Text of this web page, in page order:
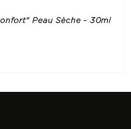
Peau Sèche - 30ml